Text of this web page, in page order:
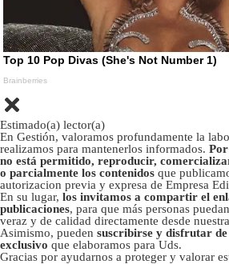
Estimado(a) lector(a)
En Gestión, valoramos profundamente la
realizamos para mantenerlos informados.
no está permitido, reproducir,
o parcialmente los contenidos que
autorizacion previa y expresa de Empresa
En su lugar, los invitamos a compartir el
publicaciones, para que más personas
veraz y de calidad directamente desde
Asimismo, pueden suscribirse y disfrutar
exclusivo que elaboramos para Uds.
Gracias por ayudarnos a proteger y valorar